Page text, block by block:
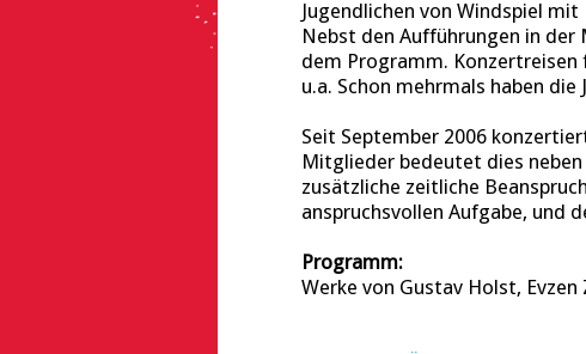
Jugendlichen von Windspiel
Nebst den Aufführungen in der
dem Programm. Konzertreisen
u.a. Schon mehrmals haben
Seit September 2006
Mitglieder bedeutet dies
zusätzliche zeitliche
anspruchsvollen Aufgabe, und
Programm:
Werke von Gustav Holst, Evzen